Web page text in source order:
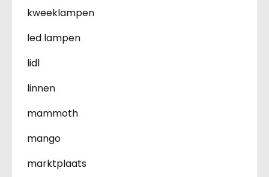
kweeklampen
led lampen
lidl
linnen
mammoth
mango
marktplaats